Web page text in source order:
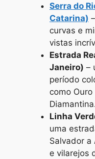
Serra do
Catarina)
curvas e
vistas
Estrada
Janeiro) –
período
como
Linha
uma
Salvador a
e vilarejos